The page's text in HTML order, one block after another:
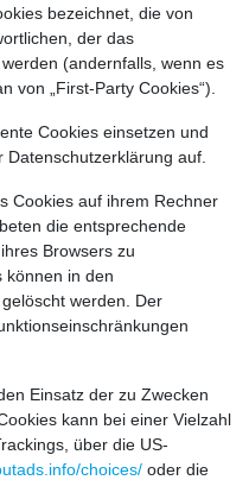
bezeichnet, die von
der das
(andernfalls, wenn es
von „First-Party Cookies“).
Cookies einsetzen und
auf.
Cookies auf ihrem Rechner
die entsprechende
Browsers zu
können in den
werden. Der
Einsatz der zu Zwecken
kann bei einer Vielzahl
über die US-
choices/ oder die